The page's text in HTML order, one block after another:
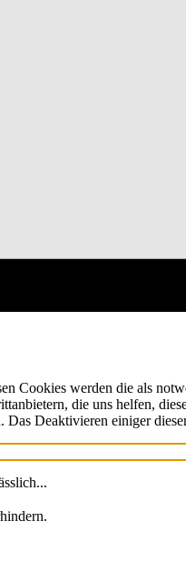
Cookies werden die als
die uns helfen,
Deaktivieren einiger